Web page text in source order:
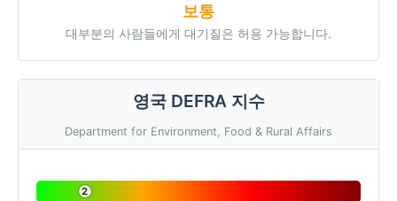
보통
대부분의 사람들에게 대기질은 허용 가능합니다.
영국 DEFRA 지수
Department for Environment, Food & Rural Affairs
2